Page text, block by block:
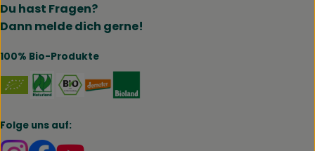
Du hast Fragen?
Dann melde dich gerne!
100% Bio-Produkte
Externer Link zu https://www.naturland.de/de/
Externer Link zu https://www.bmel.de/
Folge uns auf: